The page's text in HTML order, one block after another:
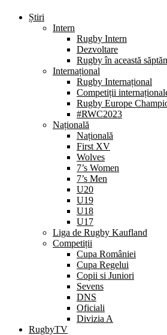
Știri
Intern
Rugby Intern
Dezvoltare
Rugby în această
Internațional
Rugby Internațional
Competiții
Rugby Europe
#RWC2023
Națională
Națională
First XV
Wolves
7’s Women
7’s Men
U20
U19
U18
U17
Liga de Rugby Kaufland
Competiții
Cupa României
Cupa Regelui
Copii si Juniori
Sevens
DNS
Oficiali
Divizia A
RugbyTV